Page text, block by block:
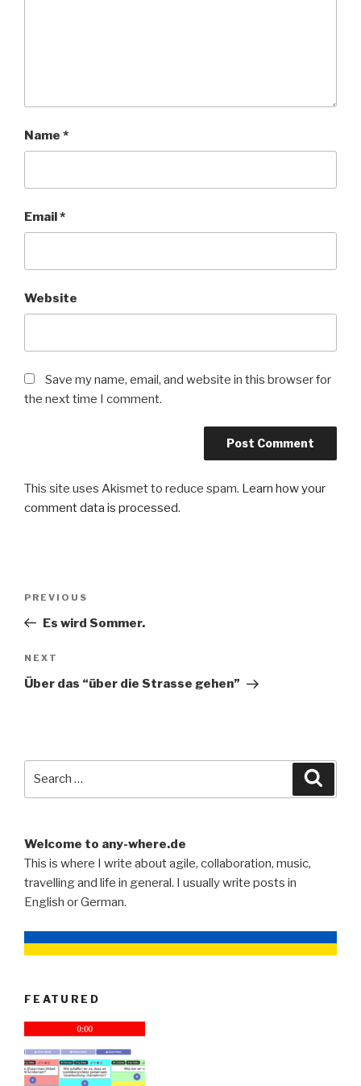
Name *
Email*
Website
Save my name, email, and website in this browser for
the next time I comment.
This site uses Akismet to reduce spam. Learn how your
comment data is processed.
Previous
Post
PREVIOUS
Es wird Sommer.
Next
Post
NEXT
Über das “über die Strasse gehen”
Welcome to any-where.de
This is where I write about agile, collaboration, music,
travelling and life in general. I usually write posts in
English or German.
FEATURED